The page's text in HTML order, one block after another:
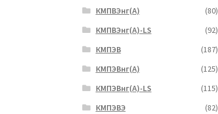
КМПВЭнг(А)
(80)
КМПВЭнг(А)-LS
(92)
КМПЭВ
(187)
КМПЭВнг(А)
(125)
КМПЭВнг(А)-LS
(115)
КМПЭВЭ
(82)